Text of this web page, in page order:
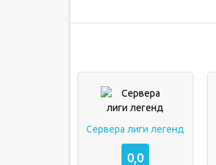
Сервера лиги легенд
0,0